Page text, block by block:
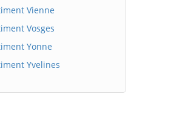
Vienne
Vosges
Yonne
Yvelines